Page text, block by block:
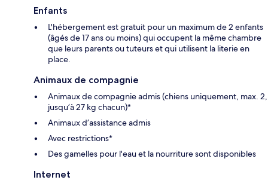
Enfants
L'hébergement est gratuit pour un maximum de 2 enfants
(âgés de 17 ans ou moins) qui occupent la même chambre
que leurs parents ou tuteurs et qui utilisent la literie en
place.
Animaux de compagnie
Animaux de compagnie admis (chiens uniquement, max. 2,
jusqu’à 27 kg chacun)*
Animaux d’assistance admis
Avec restrictions*
Des gamelles pour l'eau et la nourriture sont disponibles
Internet